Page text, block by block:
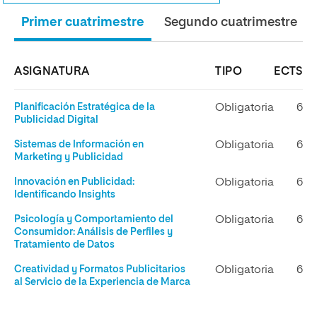
Primer cuatrimestre Segundo cuatrimestre
ASIGNATURA TIPO ECTS
Planificación Estratégica de la
Publicidad Digital
Obligatoria 6
Sistemas de Información en
Marketing y Publicidad
Obligatoria 6
Innovación en Publicidad:
Identificando Insights
Obligatoria 6
Psicología y Comportamiento del
Consumidor: Análisis de Perfiles y
Tratamiento de Datos
Obligatoria 6
Creatividad y Formatos Publicitarios
al Servicio de la Experiencia de Marca
Obligatoria 6